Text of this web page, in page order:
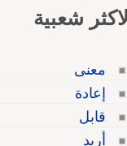
الاكثر شعبية
معنى
إعادة
قابل
أريد